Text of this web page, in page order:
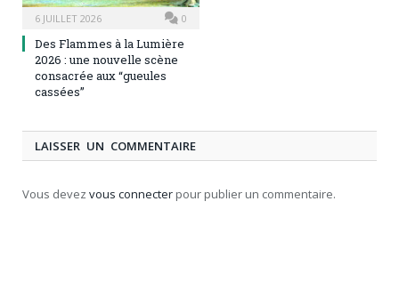
6 JUILLET 2026 0
Des Flammes à la Lumière
2026 : une nouvelle scène
consacrée aux “gueules
cassées”
LAISSER UN COMMENTAIRE
Vous devez vous connecter pour publier un commentaire.